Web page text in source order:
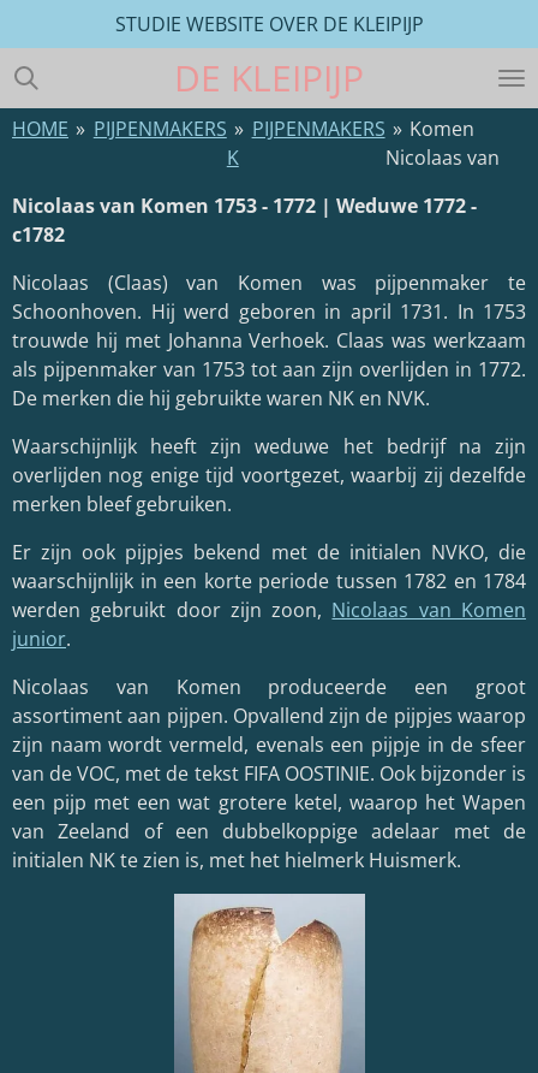
direct
naar
de
hoofdinhoud
DE KLEIPIJP
STUDIE WEBSITE OVER DE KLEIPIJP
HOME » PIJPENMAKERS » PIJPENMAKERS
K
» Komen
Nicolaas van
Nicolaas van Komen 1753 - 1772 | Weduwe 1772 -
c1782
Nicolaas (Claas) van Komen was pijpenmaker te
Schoonhoven. Hij werd geboren in april 1731. In 1753
trouwde hij met Johanna Verhoek. Claas was werkzaam
als pijpenmaker van 1753 tot aan zijn overlijden in 1772.
De merken die hij gebruikte waren NK en NVK.
Waarschijnlijk heeft zijn weduwe het bedrijf na zijn
overlijden nog enige tijd voortgezet, waarbij zij dezelfde
merken bleef gebruiken.
Er zijn ook pijpjes bekend met de initialen NVKO, die
waarschijnlijk in een korte periode tussen 1782 en 1784
werden gebruikt door zijn zoon, Nicolaas van Komen
junior.
Nicolaas van Komen produceerde een groot
assortiment aan pijpen. Opvallend zijn de pijpjes waarop
zijn naam wordt vermeld, evenals een pijpje in de sfeer
van de VOC, met de tekst FIFA OOSTINIE. Ook bijzonder is
een pijp met een wat grotere ketel, waarop het Wapen
van Zeeland of een dubbelkoppige adelaar met de
initialen NK te zien is, met het hielmerk Huismerk.